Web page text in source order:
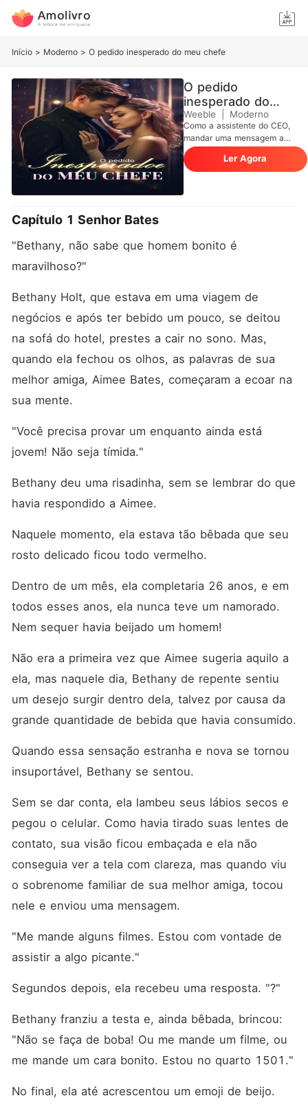
Início > Moderno > O pedido inesperado do meu chefe
O pedido
inesperado do
meu chefe
Weeble Moderno
Como a assistente do CEO,
mandar uma mensagem a
ele de madrugada pedindo
um filme picante... O filme
não veio, mas o CEO
preparava para ser demitida,
brincando, né?!"
Ler Agora
Capítulo 1 Senhor Bates
"Bethany, não sabe que homem bonito é
maravilhoso?"
Bethany Holt, que estava em uma viagem de
negócios e após ter bebido um pouco, se deitou
na sofá do hotel, prestes a cair no sono. Mas,
quando ela fechou os olhos, as palavras de sua
melhor amiga, Aimee Bates, começaram a ecoar na
sua mente.
"Você precisa provar um enquanto ainda está
jovem! Não seja tímida."
Bethany deu uma risadinha, sem se lembrar do que
havia respondido a Aimee.
Naquele momento, ela estava tão bêbada que seu
rosto delicado ficou todo vermelho.
Dentro de um mês, ela completaria 26 anos, e em
todos esses anos, ela nunca teve um namorado.
Nem sequer havia beijado um homem!
Não era a primeira vez que Aimee sugeria aquilo a
ela, mas naquele dia, Bethany de repente sentiu
um desejo surgir dentro dela, talvez por causa da
Quando essa sensação estranha e nova se tornou
insuportável, Bethany se sentou.
Sem se dar conta, ela lambeu seus lábios secos e
pegou o celular. Como havia tirado suas lentes de
contato, sua visão ficou embaçada e ela não
conseguia ver a tela com clareza, mas quando viu
o sobrenome familiar de sua melhor amiga, tocou
nele e enviou uma mensagem.
"Me mande alguns filmes. Estou com vontade de
assistir a algo picante."
Segundos depois, ela recebeu uma resposta. "?"
Bethany franziu a testa e, ainda bêbada, brincou:
"Não se faça de boba! Ou me mande um filme, ou
me mande um cara bonito. Estou no quarto 1501."
No final, ela até acrescentou um emoji de beijo.